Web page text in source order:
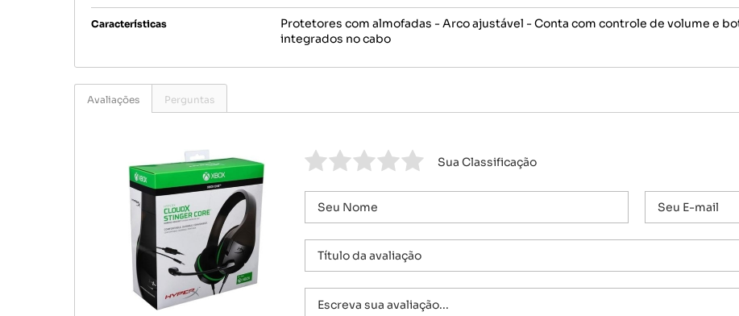
Características
Protetores com almofadas - Arco ajustável - Conta com controle de volume e
integrados no cabo
Avaliações Perguntas
Sua Classificação